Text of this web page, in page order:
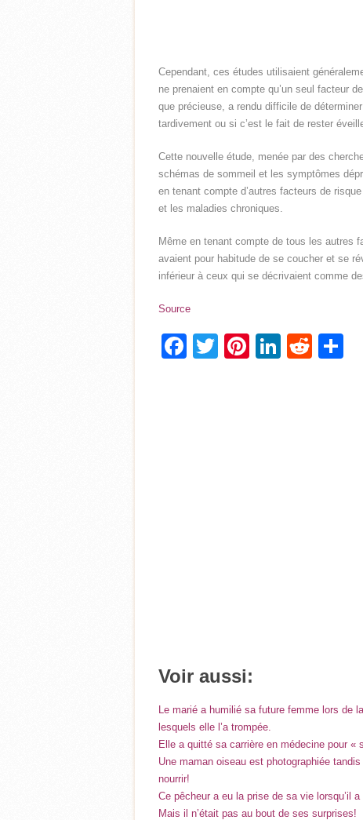
Cependant, ces études utilisaient
ne prenaient en compte qu’un seul facteur
que précieuse, a rendu difficile de
tardivement ou si c’est le fait de rester
Cette nouvelle étude, menée par des
schémas de sommeil et les symptômes
en tenant compte d’autres facteurs de
et les maladies chroniques.
Même en tenant compte de tous les autres
avaient pour habitude de se coucher et se
inférieur à ceux qui se décrivaient comme
Source
Facebook
Twitter
Pinterest
LinkedIn
Voir aussi:
Le marié a humilié sa future femme lors de
lesquels elle l’a trompée.
Elle a quitté sa carrière en médecine pour
Une maman oiseau est photographiée
nourrir!
Ce pêcheur a eu la prise de sa vie lorsqu’il
Mais il n’était pas au bout de ses surprises!